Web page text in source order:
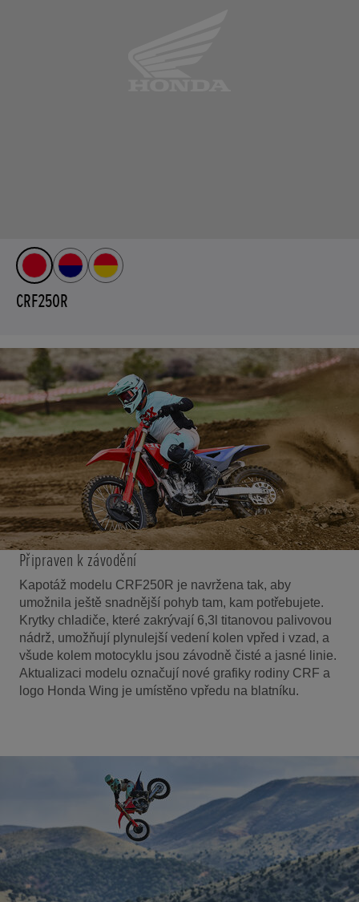
CRF250R
Připraven k závodění
Kapotáž modelu CRF250R je navržena tak, aby
umožnila ještě snadnější pohyb tam, kam potřebujete.
Krytky chladiče, které zakrývají 6,3l titanovou palivovou
nádrž, umožňují plynulejší vedení kolen vpřed i vzad, a
všude kolem motocyklu jsou závodně čisté a jasné linie.
Aktualizaci modelu označují nové grafiky rodiny CRF a
logo Honda Wing je umístěno vpředu na blatníku.